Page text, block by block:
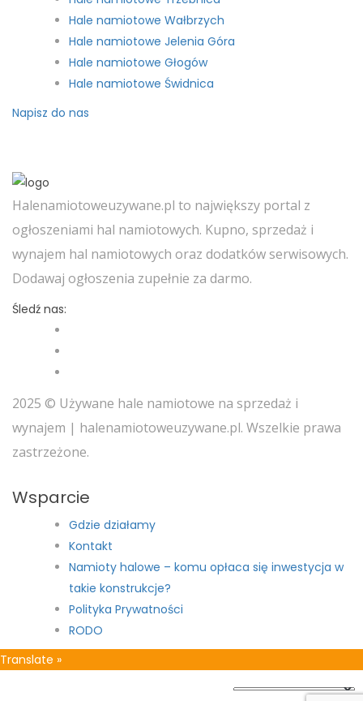
Hale namiotowe Wałbrzych
Hale namiotowe Jelenia Góra
Hale namiotowe Głogów
Hale namiotowe Świdnica
Napisz do nas
Halenamiotoweuzywane.pl to największy portal z
ogłoszeniami hal namiotowych. Kupno, sprzedaż i
wynajem hal namiotowych oraz dodatków serwisowych.
Dodawaj ogłoszenia zupełnie za darmo.
Śledź nas:
2025 © Używane hale namiotowe na sprzedaż i
wynajem | halenamiotoweuzywane.pl. Wszelkie prawa
zastrzeżone.
Wsparcie
Gdzie działamy
Kontakt
Namioty halowe – komu opłaca się inwestycja w
takie konstrukcje?
Polityka Prywatności
RODO
Translate »